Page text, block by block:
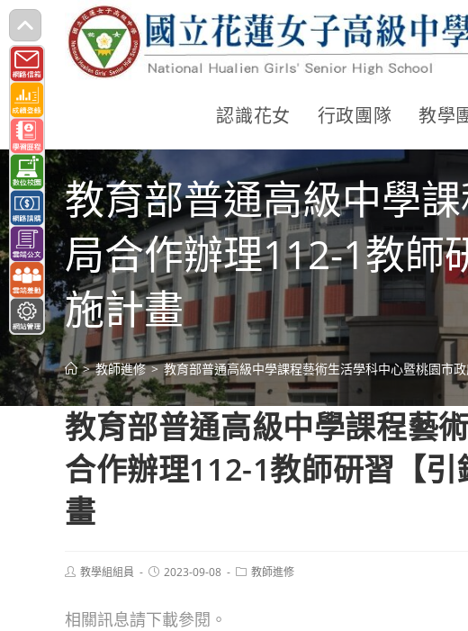
跳
轉
至
主
要
內
容
認識花女 行政團隊 教學
教育部普通高級中學
局合作辦理112-1教師
施計畫
> 教師進修 > 教育部普通高級中學課程藝術生活學科中心暨桃園市
教育部普通高級中學課程藝
合作辦理112-1教師研習【
畫
Post教學組組員
Post2023-09-08
Post教師進修
相關訊息請下載參閱。